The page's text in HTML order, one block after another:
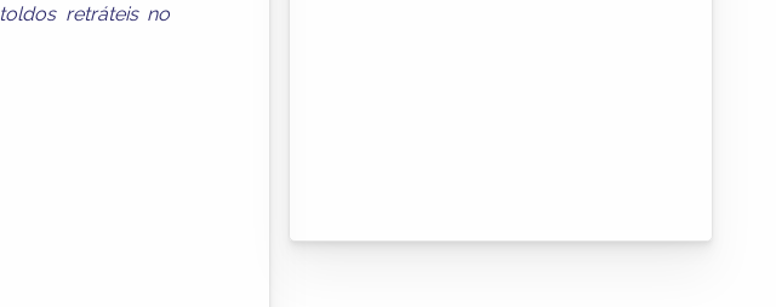
toldos retráteis no